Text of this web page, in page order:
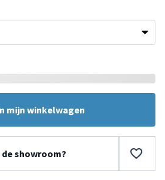
mijn winkelwagen
de showroom?